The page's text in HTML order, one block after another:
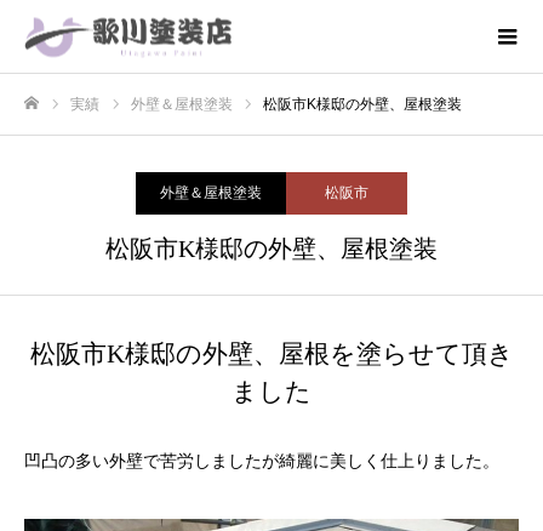
実績 外壁＆屋根塗装 松阪市K様邸の外壁、屋根塗装
外壁＆屋根塗装 松阪市
松阪市K様邸の外壁、屋根塗装
松阪市K様邸の外壁、屋根を塗らせて頂き
ました
凹凸の多い外壁で苦労しましたが綺麗に美しく仕上りました。